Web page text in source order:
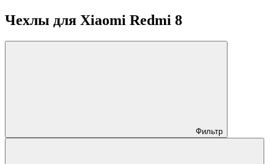
Чехлы для Xiaomi Redmi 8
Фильтр